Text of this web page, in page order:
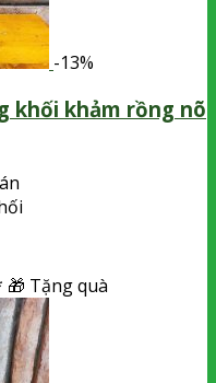
-13%
khối khảm rồng nõ
🎁 Tặng quà